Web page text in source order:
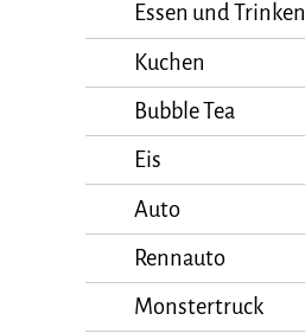
Essen und Trinken
Kuchen
Bubble Tea
Eis
Auto
Rennauto
Monstertruck